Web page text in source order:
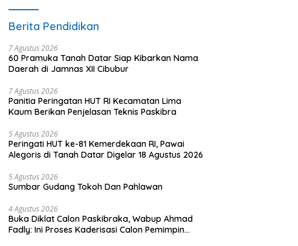
Berita Pendidikan
7 Agustus 2026
60 Pramuka Tanah Datar Siap Kibarkan Nama
Daerah di Jamnas XII Cibubur
7 Agustus 2026
Panitia Peringatan HUT RI Kecamatan Lima
Kaum Berikan Penjelasan Teknis Paskibra
5 Agustus 2026
Peringati HUT ke-81 Kemerdekaan RI, Pawai
Alegoris di Tanah Datar Digelar 18 Agustus 2026
5 Agustus 2026
Sumbar Gudang Tokoh Dan Pahlawan
4 Agustus 2026
Buka Diklat Calon Paskibraka, Wabup Ahmad
Fadly: Ini Proses Kaderisasi Calon Pemimpin